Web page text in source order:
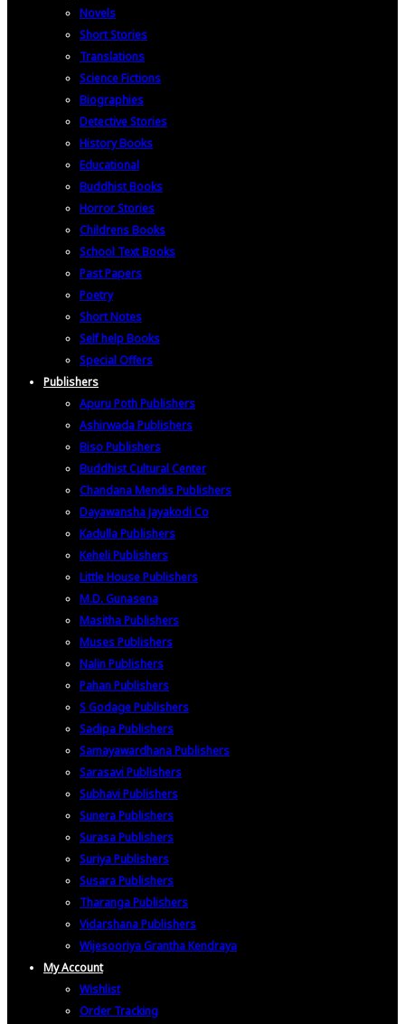
Novels
Short Stories
Translations
Science Fictions
Biographies
Detective Stories
History Books
Educational
Buddhist Books
Horror Stories
Childrens Books
School Text Books
Past Papers
Poetry
Short Notes
Self help Books
Special Offers
Publishers
Apuru Poth Publishers
Ashirwada Publishers
Biso Publishers
Buddhist Cultural Center
Chandana Mendis Publishers
Dayawansha Jayakodi Co
Kadulla Publishers
Keheli Publishers
Little House Publishers
M.D. Gunasena
Masitha Publishers
Muses Publishers
Nalin Publishers
Pahan Publishers
S Godage Publishers
Sadipa Publishers
Samayawardhana Publishers
Sarasavi Publishers
Subhavi Publishers
Sunera Publishers
Surasa Publishers
Suriya Publishers
Susara Publishers
Tharanga Publishers
Vidarshana Publishers
Wijesooriya Grantha Kendraya
My Account
Wishlist
Order Tracking